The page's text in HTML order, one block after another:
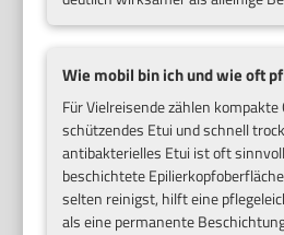
Wie mobil bin ich und wie oft
Für Vielreisende zählen kompakte
schützendes Etui und schnell
antibakterielles Etui ist oft
beschichtete
selten reinigst, hilft eine
als eine permanente